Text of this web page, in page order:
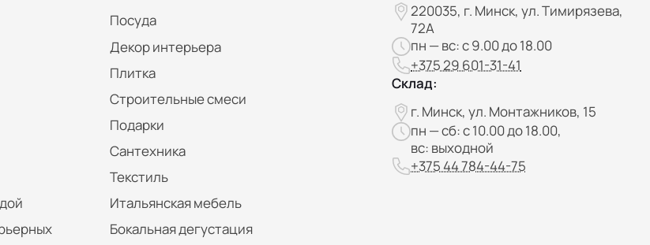
Посуда
Декор интерьера
Плитка
Строительные смеси
Подарки
Сантехника
Текстиль
Итальянская мебель
Бокальная дегустация
220035, г. Минск, ул. Тимирязева,
72А
пн — вс: с 9.00 до 18.00
+375 29 601-31-41
Склад:
г. Минск, ул. Монтажников, 15
пн — сб: с 10.00 до 18.00,
вс: выходной
+375 44 784-44-75